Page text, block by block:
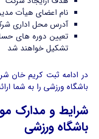
نام اعضای هیأت
آدرس محل اداری
تعیین دوره های
تشکیل خواهند شد
در ادامه ثبت کریم خان
باشگاه ورزشی را به شما
شرایط و مدارک
باشگاه ورزشی